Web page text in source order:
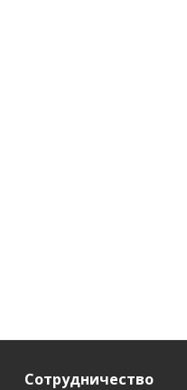
Сотрудничество